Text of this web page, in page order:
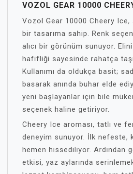
VOZOL GEAR 10000
Vozol Gear 10000 Cheery Ice,
bir tasarıma sahip. Renk
alıcı bir görünüm sunuyor.
hafifliği sayesinde rahatça
Kullanımı da oldukça basit;
basarak anında buhar elde
yeni başlayanlar için bile
seçenek haline getiriyor.
Cheery Ice aroması, tatlı ve
deneyim sunuyor. İlk nefeste,
hemen hissediliyor. Ardından
etkisi, yaz aylarında